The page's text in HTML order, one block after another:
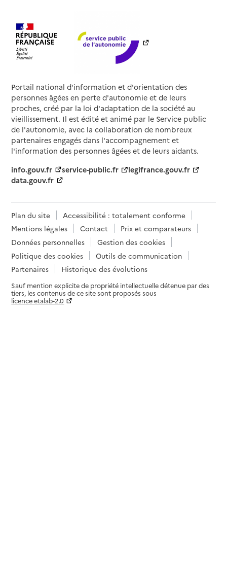
Portail national d'information et d'orientation des
personnes âgées en perte d'autonomie et de leurs
proches, créé par la loi d'adaptation de la société au
vieillissement. Il est édité et animé par le Service public
de l'autonomie, avec la collaboration de nombreux
partenaires engagés dans l'accompagnement et
l'information des personnes âgées et de leurs aidants.
info.gouv.fr
service-public.fr
legifrance.gouv.fr
data.gouv.fr
Plan du site
Accessibilité : totalement conforme
Mentions légales
Contact
Prix et comparateurs
Données personnelles
Gestion des cookies
Politique des cookies
Outils de communication
Partenaires
Historique des évolutions
Sauf mention explicite de propriété intellectuelle détenue par des
tiers, les contenus de ce site sont proposés sous
licence etalab-2.0